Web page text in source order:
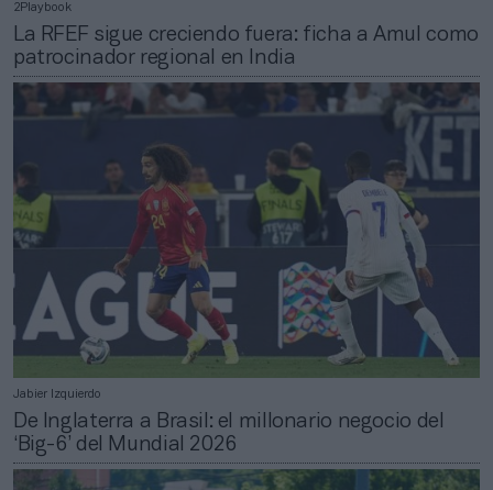
2Playbook
La RFEF sigue creciendo fuera: ficha a Amul como
patrocinador regional en India
Jabier Izquierdo
De Inglaterra a Brasil: el millonario negocio del
‘Big-6’ del Mundial 2026